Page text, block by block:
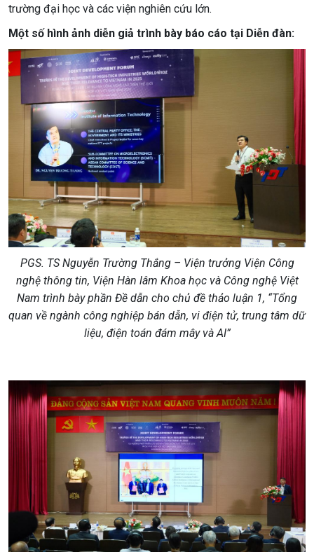
trường đại học và các viện nghiên cứu lớn.
Một số hình ảnh diễn giả trình bày báo cáo tại Diễn đàn:
PGS. TS Nguyễn Trường Thắng – Viện trưởng Viện Công
nghệ thông tin, Viện Hàn lâm Khoa học và Công nghệ Việt
Nam trình bày phần Đề dẫn cho chủ đề thảo luận 1, “Tổng
quan về ngành công nghiệp bán dẫn, vi điện tử, trung tâm dữ
liệu, điện toán đám mây và AI”